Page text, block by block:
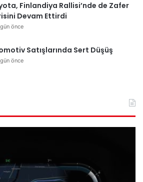
Finlandiya Rallisi’nde de Zafer
Devam Ettirdi
önce
Satışlarında Sert Düşüş
önce